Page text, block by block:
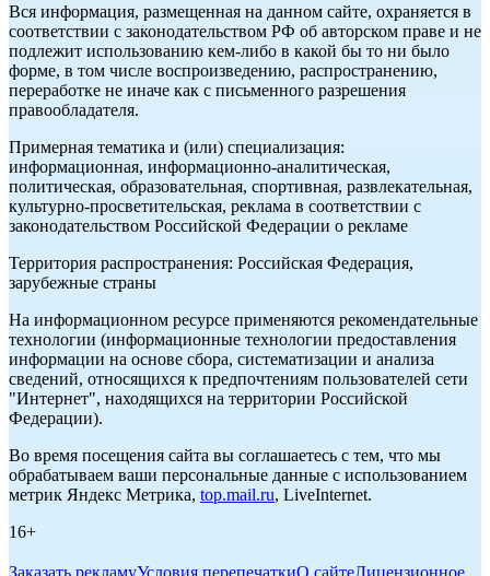
Вся информация, размещенная на данном сайте, охраняется в
соответствии с законодательством РФ об авторском праве и не
подлежит использованию кем-либо в какой бы то ни было
форме, в том числе воспроизведению, распространению,
переработке не иначе как с письменного разрешения
правообладателя.
Примерная тематика и (или) специализация:
информационная, информационно-аналитическая,
политическая, образовательная, спортивная, развлекательная,
культурно-просветительская, реклама в соответствии с
законодательством Российской Федерации о рекламе
Территория распространения: Российская Федерация,
зарубежные страны
На информационном ресурсе применяются рекомендательные
технологии (информационные технологии предоставления
информации на основе сбора, систематизации и анализа
сведений, относящихся к предпочтениям пользователей сети
"Интернет", находящихся на территории Российской
Федерации).
Во время посещения сайта вы соглашаетесь с тем, что мы
обрабатываем ваши персональные данные с использованием
метрик Яндекс Метрика, top.mail.ru, LiveInternet.
16+
Заказать рекламуУсловия перепечаткиО сайтеЛицензионное